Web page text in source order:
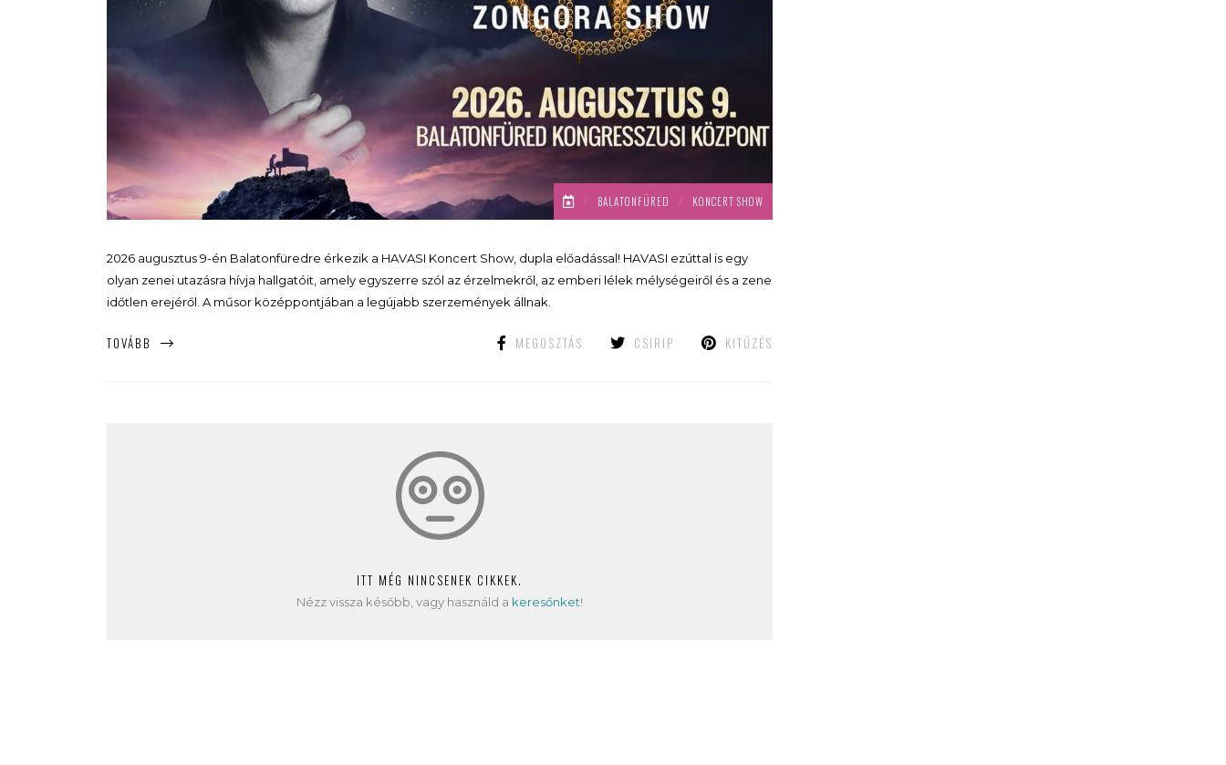
/ BALATONFÜRED / KONCERT SHOW
2026 augusztus 9-én Balatonfüredre érkezik a HAVASI Koncert Show, dupla előadással! HAVASI ezúttal is egy
olyan zenei utazásra hívja hallgatóit, amely egyszerre szól az érzelmekről, az emberi lélek mélységeiről és a zene
időtlen erejéről. A műsor középpontjában a legújabb szerzemények állnak.
TOVÁBB KITŰZÉS
CSIRIP
MEGOSZTÁS
ITT MÉG NINCSENEK CIKKEK.
Nézz vissza később, vagy használd a keresőnket!